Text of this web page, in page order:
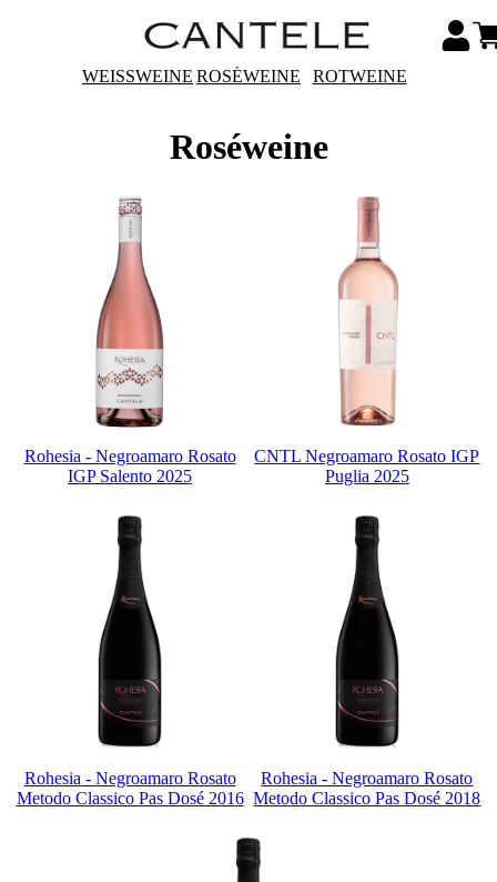
WEISSWEINE ROSÉWEINE ROTWEINE
Roséweine
Rohesia - Negroamaro Rosato
IGP Salento 2025
CNTL Negroamaro Rosato IGP
Puglia 2025
Rohesia - Negroamaro Rosato
Metodo Classico Pas Dosé 2016
Rohesia - Negroamaro Rosato
Metodo Classico Pas Dosé 2018